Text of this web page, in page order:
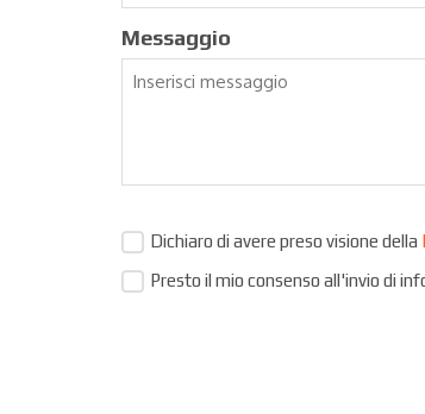
Messaggio
Dichiaro di avere preso visione della
Presto il mio consenso all'invio di